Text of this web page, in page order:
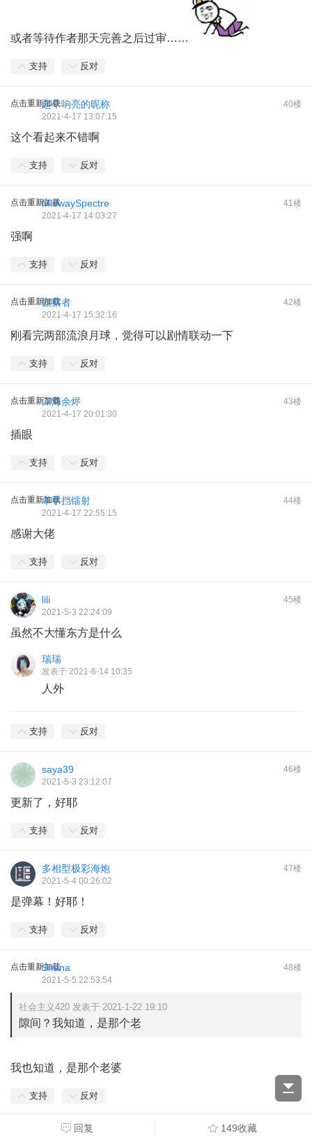
或者等待作者那天完善之后过审……
支持 反对
点击重新加载 40楼
起个响亮的昵称
2021-4-17 13:07:15
这个看起来不错啊
支持 反对
点击重新加载 41楼
MidwaySpectre
2021-4-17 14:03:27
强啊
支持 反对
点击重新加载 42楼
観察者
2021-4-17 15:32:16
刚看完两部流浪月球，觉得可以剧情联动一下
支持 反对
点击重新加载 43楼
深海余烬
2021-4-17 20:01:30
插眼
支持 反对
点击重新加载 44楼
单手挡镭射
2021-4-17 22:55:15
感谢大佬
支持 反对
45楼
lili
2021-5-3 22:24:09
虽然不大懂东方是什么
瑞瑞
发表于 2021-6-14 10:35
人外
支持 反对
46楼
saya39
2021-5-3 23:12:07
更新了，好耶
支持 反对
47楼
多相型极彩海炮
2021-5-4 00:26:02
是弹幕！好耶！
支持 反对
点击重新加载 48楼
Shana
2021-5-5 22:53:54
社会主义420 发表于 2021-1-22 19:10
隙间？我知道，是那个老
我也知道，是那个老婆
支持 反对
Game.yoyo
回复 149收藏